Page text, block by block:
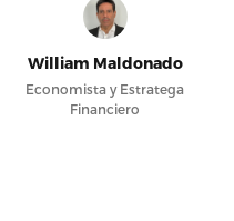
William Maldonado
Economista y Estratega
Financiero